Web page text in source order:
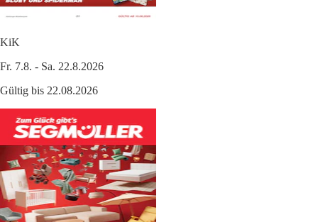
KiK
Fr. 7.8. - Sa. 22.8.2026
Gültig bis 22.08.2026